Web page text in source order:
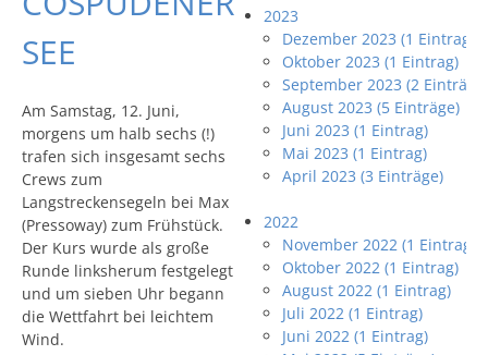
SEE
Am Samstag, 12. Juni,
morgens um halb sechs (!)
trafen sich insgesamt sechs
Crews zum
Langstreckensegeln bei Max
(Pressoway) zum Frühstück.
Der Kurs wurde als große
Runde linksherum festgelegt
und um sieben Uhr begann
die Wettfahrt bei leichtem
Wind.
2023
Dezember 2023 (1 Eintrag)
Oktober 2023 (1 Eintrag)
September 2023 (2 Einträge)
August 2023 (5 Einträge)
Juni 2023 (1 Eintrag)
Mai 2023 (1 Eintrag)
April 2023 (3 Einträge)
2022
November 2022 (1 Eintrag)
Oktober 2022 (1 Eintrag)
August 2022 (1 Eintrag)
Juli 2022 (1 Eintrag)
Juni 2022 (1 Eintrag)